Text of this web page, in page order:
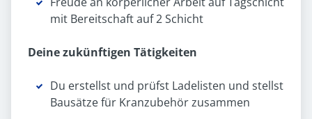
mit Bereitschaft auf 2 Schicht
Deine zukünftigen Tätigkeiten
Du erstellst und prüfst Ladelisten und stellst
Bausätze für Kranzubehör zusammen